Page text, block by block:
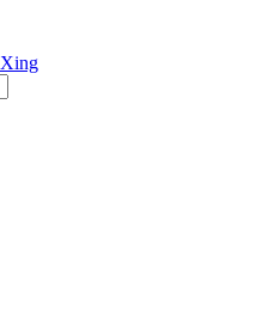
Xing